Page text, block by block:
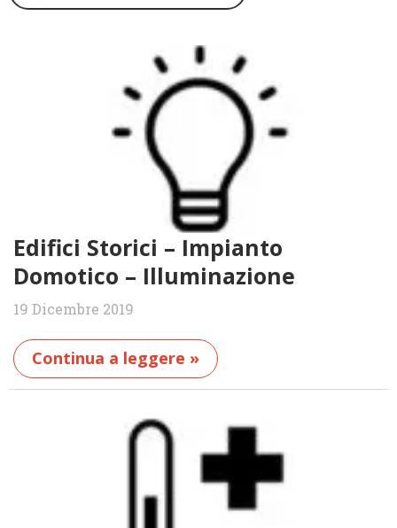
Edifici Storici – Impianto
Domotico – Illuminazione
19 Dicembre 2019
Continua a leggere »